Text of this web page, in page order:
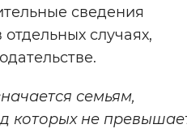
настройки
сведения
случаях,
семьям,
которых не